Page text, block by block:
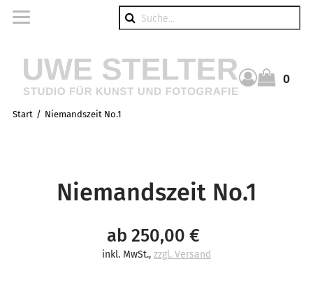
0
Start Niemandszeit No.1
Niemandszeit No.1
ab 250,00 €
inkl. MwSt., zzgl. Versand